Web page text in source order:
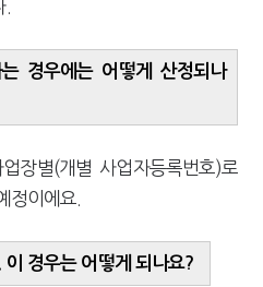
경우에는 어떻게 산정되나
장별(개별 사업자등록번호)로
정이에요.
경우는 어떻게 되나요?